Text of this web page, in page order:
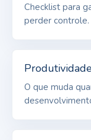
Checklist para
perder controle.
O que muda